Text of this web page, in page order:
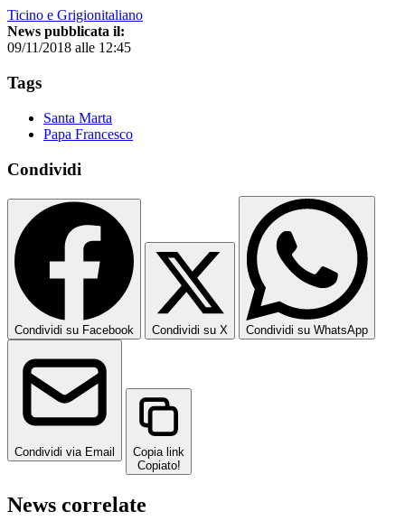
Ticino e Grigionitaliano
News pubblicata il:
09/11/2018 alle 12:45
Tags
Santa Marta
Papa Francesco
Condividi
Condividi su Facebook Condividi su X Condividi su WhatsApp
Condividi via Email
Copia link
Copiato!
News correlate